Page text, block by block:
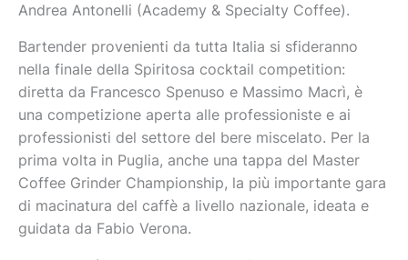
Andrea Antonelli (Academy & Specialty Coffee).
Bartender provenienti da tutta Italia si sfideranno
nella finale della Spiritosa cocktail competition:
diretta da Francesco Spenuso e Massimo Macrì, è
una competizione aperta alle professioniste e ai
professionisti del settore del bere miscelato. Per la
prima volta in Puglia, anche una tappa del Master
Coffee Grinder Championship, la più importante gara
di macinatura del caffè a livello nazionale, ideata e
guidata da Fabio Verona.